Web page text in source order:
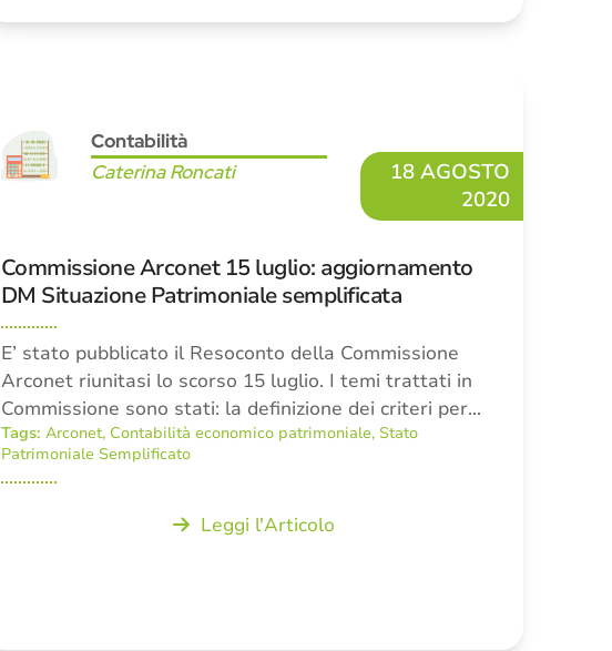
Contabilità
Caterina Roncati
18 AGOSTO
2020
Commissione Arconet 15 luglio: aggiornamento
DM Situazione Patrimoniale semplificata
E’ stato pubblicato il Resoconto della Commissione
Arconet riunitasi lo scorso 15 luglio. I temi trattati in
Commissione sono stati: la definizione dei criteri per…
Tags: Arconet, Contabilità economico patrimoniale, Stato
Patrimoniale Semplificato
Leggi l'Articolo